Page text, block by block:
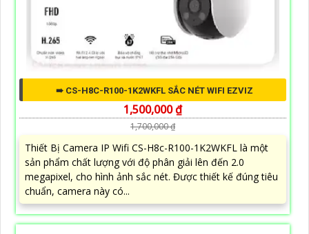
➠ CS-H8C-R100-1K2WKFL SẮC NÉT WIFI EZVIZ
1,500,000 ₫
1,700,000 ₫
Thiết Bị Camera IP Wifi CS-H8c-R100-1K2WKFL là một
sản phẩm chất lượng với độ phân giải lên đến 2.0
megapixel, cho hình ảnh sắc nét. Được thiết kế đúng tiêu
chuẩn, camera này có...